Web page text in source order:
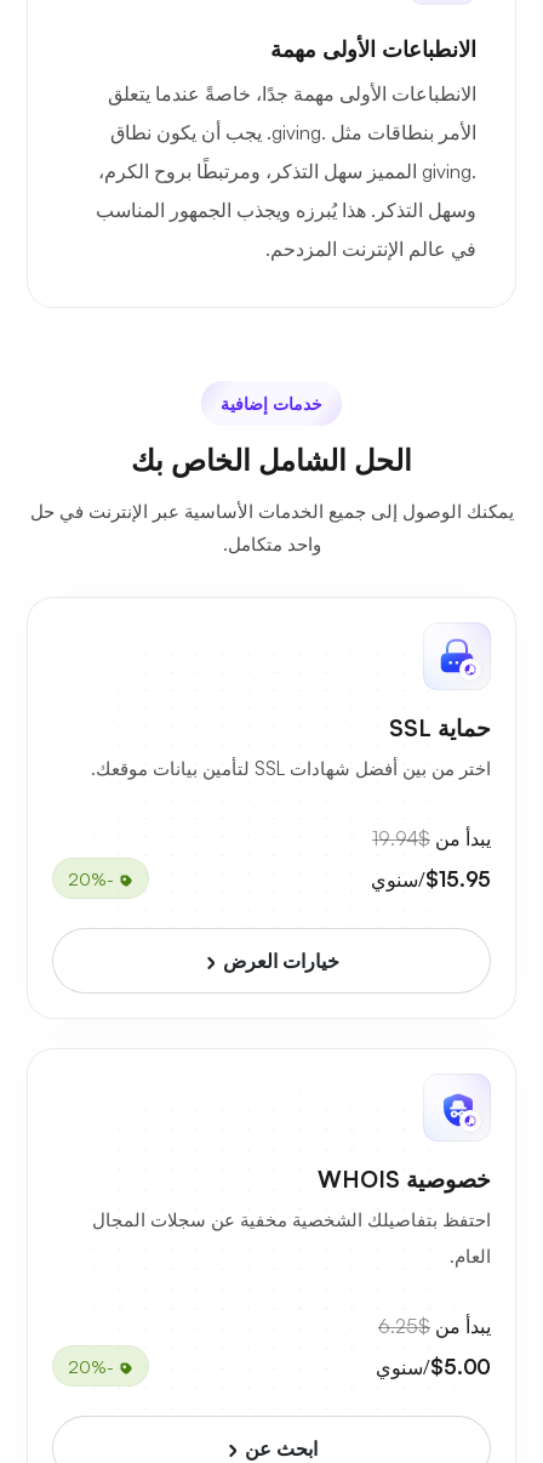
الانطباعات الأولى مهمة
الانطباعات الأولى مهمة جدًا، خاصةً عندما يتعلق
الأمر بنطاقات مثل .giving. يجب أن يكون نطاق
.giving المميز سهل التذكر، ومرتبطًا بروح الكرم،
وسهل التذكر. هذا يُبرزه ويجذب الجمهور المناسب
في عالم الإنترنت المزدحم.
خدمات إضافية
الحل الشامل الخاص بك
يمكنك الوصول إلى جميع الخدمات الأساسية عبر الإنترنت في حل
واحد متكامل.
حماية SSL
اختر من بين أفضل شهادات SSL لتأمين بيانات موقعك.
يبدأ من $19.94
$15.95/سنوي -20%
خيارات العرض
خصوصية WHOIS
احتفظ بتفاصيلك الشخصية مخفية عن سجلات المجال
العام.
يبدأ من $6.25
$5.00/سنوي -20%
ابحث عن